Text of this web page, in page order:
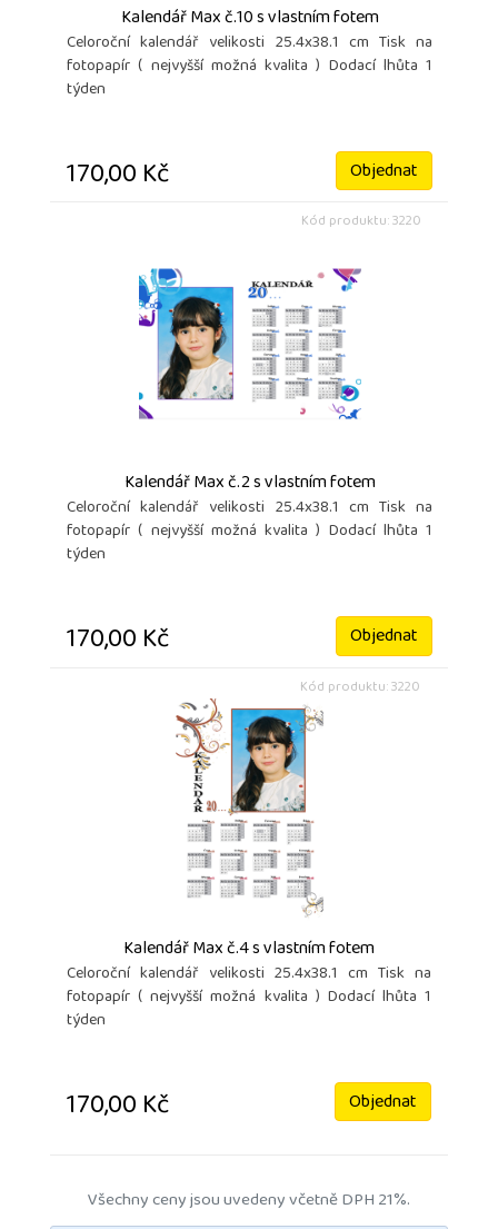
Kalendář Max č.10 s vlastním fotem
Celoroční kalendář velikosti 25.4x38.1 cm Tisk na
fotopapír ( nejvyšší možná kvalita ) Dodací lhůta 1
týden
170,00 Kč Objednat
Kód produktu: 3220
Kalendář Max č.2 s vlastním fotem
Celoroční kalendář velikosti 25.4x38.1 cm Tisk na
fotopapír ( nejvyšší možná kvalita ) Dodací lhůta 1
týden
170,00 Kč Objednat
Kód produktu: 3220
Kalendář Max č.4 s vlastním fotem
Celoroční kalendář velikosti 25.4x38.1 cm Tisk na
fotopapír ( nejvyšší možná kvalita ) Dodací lhůta 1
týden
170,00 Kč Objednat
Všechny ceny jsou uvedeny včetně DPH 21%.